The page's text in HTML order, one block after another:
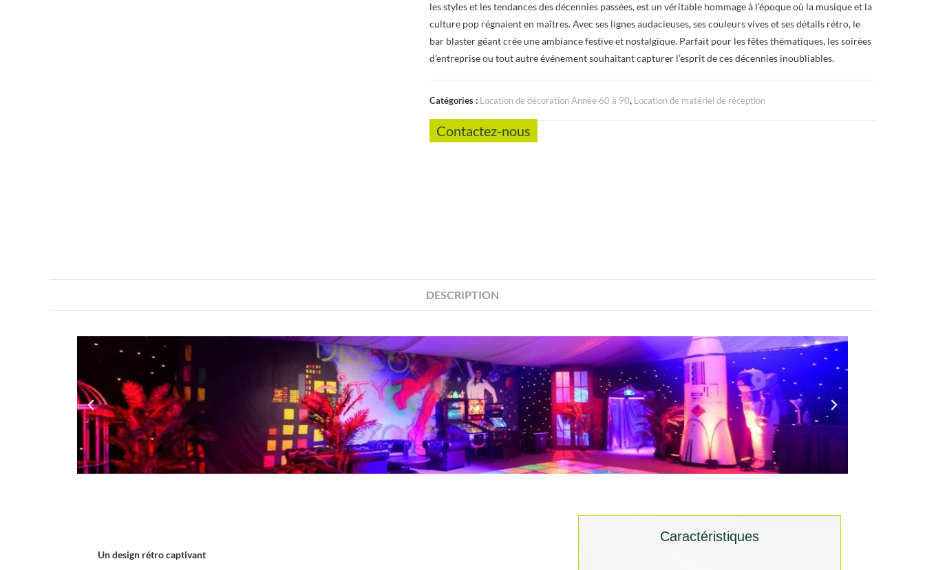
les styles et les tendances des décennies passées, est un véritable hommage à l’époque où la musique et la
culture pop régnaient en maîtres. Avec ses lignes audacieuses, ses couleurs vives et ses détails rétro, le
bar blaster géant crée une ambiance festive et nostalgique. Parfait pour les fêtes thématiques, les soirées
d’entreprise ou tout autre événement souhaitant capturer l’esprit de ces décennies inoubliables.
Catégories : Location de décoration Année 60 à 90, Location de matériel de réception
Contactez-nous
DESCRIPTION
Un design rétro captivant
Caractéristiques